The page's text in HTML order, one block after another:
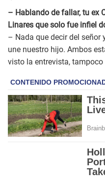
– Hablando de fallar, tu ex
Linares que solo fue infiel
– Nada que decir del señor
une nuestro hijo. Ambos
visto la entrevista, tampoco